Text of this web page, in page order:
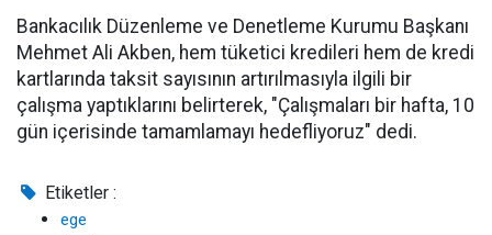
Bankacılık Düzenleme ve Denetleme Kurumu Başkanı
Mehmet Ali Akben, hem tüketici kredileri hem de kredi
kartlarında taksit sayısının artırılmasıyla ilgili bir
çalışma yaptıklarını belirterek, "Çalışmaları bir hafta, 10
gün içerisinde tamamlamayı hedefliyoruz" dedi.
Etiketler :
ege